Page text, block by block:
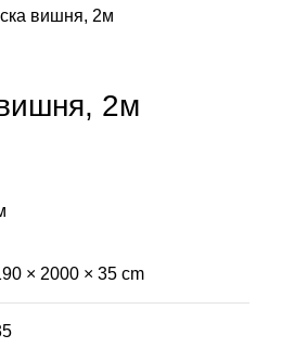
вишня, 2м
2м
× 2000 × 35 cm